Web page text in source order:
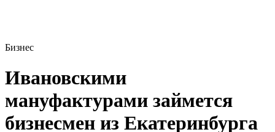
Бизнес
Ивановскими
мануфактурами займется
бизнесмен из Екатеринбурга